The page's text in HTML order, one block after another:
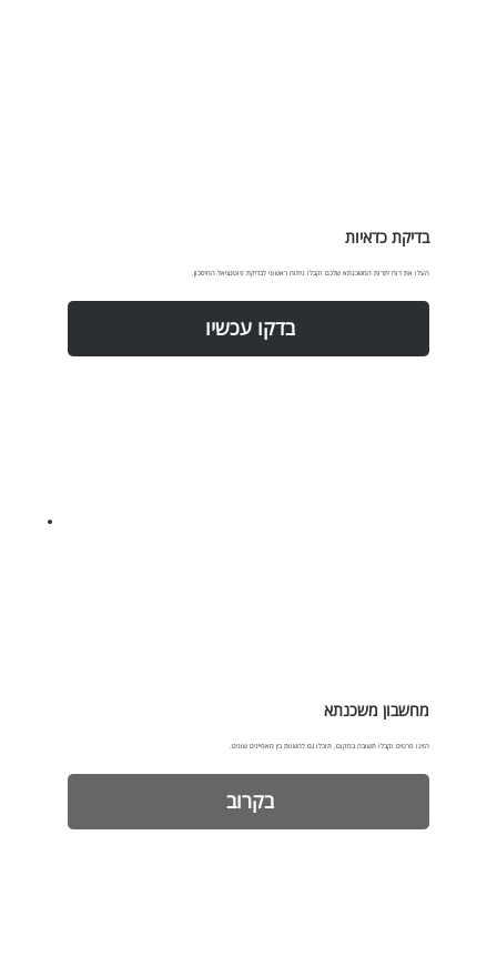
מחשבון משכנתא
הזינו פרטים וקבלו תשובה במקום, תוכלו גם להשוות בין מאפיינים שונים.
בקרוב
בדיקת כדאיות
העלו את דוח יתרות המשכנתא שלכם וקבלו ניתוח ראשוני לבדיקת פוטנציאל החיסכון.
בדקו עכשיו